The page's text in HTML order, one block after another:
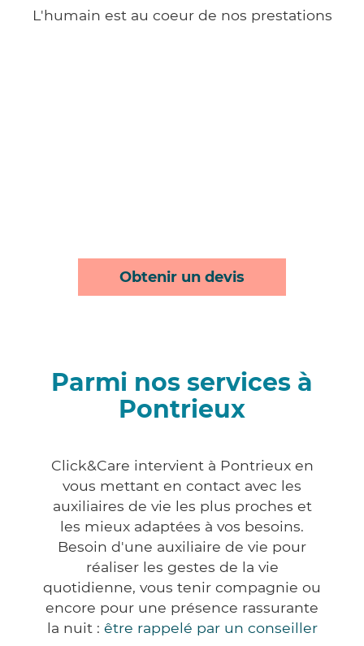
L'humain est au coeur de nos prestations
Obtenir un devis
Parmi nos services à
Pontrieux
Click&Care intervient à Pontrieux en
vous mettant en contact avec les
auxiliaires de vie les plus proches et
les mieux adaptées à vos besoins.
Besoin d'une auxiliaire de vie pour
réaliser les gestes de la vie
quotidienne, vous tenir compagnie ou
encore pour une présence rassurante
la nuit : être rappelé par un conseiller